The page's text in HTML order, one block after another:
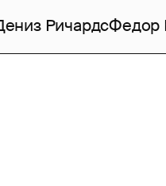
РичардсФедор